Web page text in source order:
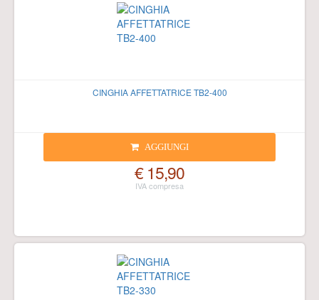
CINGHIA AFFETTATRICE TB2-400
AGGIUNGI
€ 15,90